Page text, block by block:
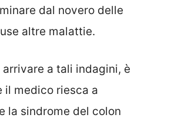
dal novero delle
altre malattie.
arrivare a tali indagini, è
il medico riesca a
la sindrome del colon